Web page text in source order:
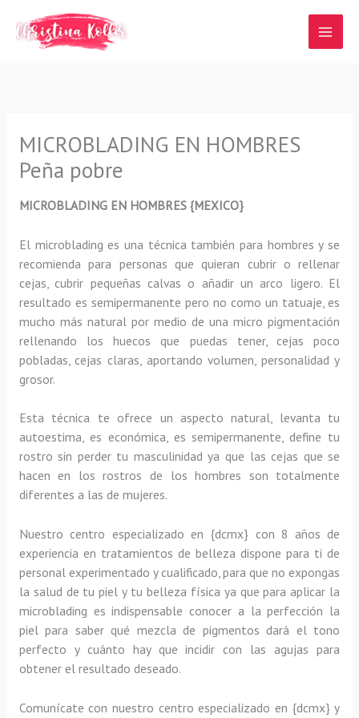
contenido
MICROBLADING EN HOMBRES
Peña pobre
MICROBLADING EN HOMBRES {MEXICO}
El microblading es una técnica también para hombres y se
recomienda para personas que quieran cubrir o rellenar
cejas, cubrir pequeñas calvas o añadir un arco ligero.El
resultado es semipermanente pero no como un tatuaje, es
mucho más natural por medio de una micro pigmentación
rellenando los huecos que puedas tener, cejas poco
pobladas, cejas claras, aportando volumen, personalidad y
grosor.
Esta técnica te ofrece un aspecto natural, levanta tu
autoestima, es económica, es semipermanente, define tu
rostro sin perder tu masculinidad ya que las cejas que se
hacen en los rostros de los hombres son totalmente
diferentes a las de mujeres.
Nuestro centro especializado en {dcmx} con 8 años de
experiencia en tratamientos de belleza dispone para ti de
personal experimentado y cualificado, para que no expongas
la salud de tu piel y tu belleza física ya que para aplicar la
microblading es indispensable conocer a la perfección la
piel para saber qué mezcla de pigmentos dará el tono
perfecto y cuánto hay que incidir con las agujas para
obtener el resultado deseado.
Comunícate con nuestro centro especializado en {dcmx} y